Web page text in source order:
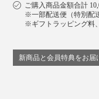
ご購入商品金額合計
※一部配送便（特別配
※ギフトラッピング料
新商品と会員特典をお届